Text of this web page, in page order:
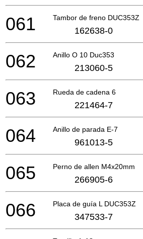
Tambor de freno DUC353Z
061 162638-0
Anillo O 10 Duc353
062 213060-5
Rueda de cadena 6
063 221464-7
Anillo de parada E-7
064 961013-5
Perno de allen M4x20mm
065 266905-6
Placa de guía L DUC353Z
066 347533-7